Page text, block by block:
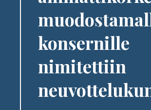
konsernille
nimitettiin